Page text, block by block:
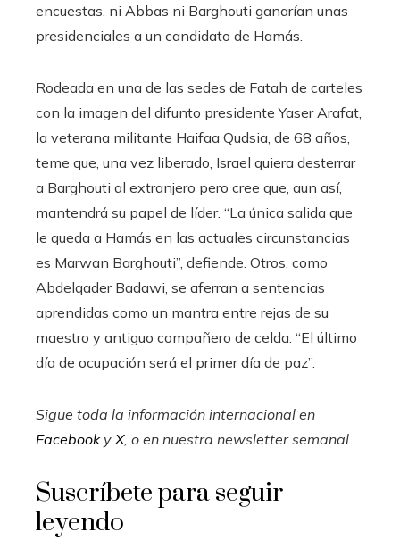
encuestas, ni Abbas ni Barghouti ganarían unas
presidenciales a un candidato de Hamás.
Rodeada en una de las sedes de Fatah de carteles
con la imagen del difunto presidente Yaser Arafat,
la veterana militante Haifaa Qudsia, de 68 años,
teme que, una vez liberado, Israel quiera desterrar
a Barghouti al extranjero pero cree que, aun así,
mantendrá su papel de líder. “La única salida que
le queda a Hamás en las actuales circunstancias
es Marwan Barghouti”, defiende. Otros, como
Abdelqader Badawi, se aferran a sentencias
aprendidas como un mantra entre rejas de su
maestro y antiguo compañero de celda: “El último
día de ocupación será el primer día de paz”.
Sigue toda la información internacional en
FacebookyX, o en nuestra newsletter semanal.
Suscríbete para seguir
leyendo